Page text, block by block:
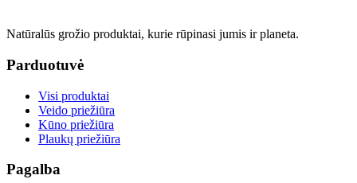
Natūralūs grožio produktai, kurie rūpinasi jumis ir planeta.
Parduotuvė
Visi produktai
Veido priežiūra
Kūno priežiūra
Plaukų priežiūra
Pagalba